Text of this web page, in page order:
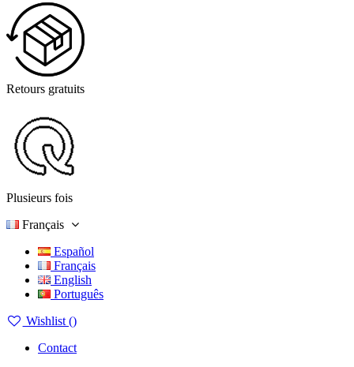
Retours gratuits
Plusieurs fois
Français
Español
Français
English
Português
Wishlist ()
Contact